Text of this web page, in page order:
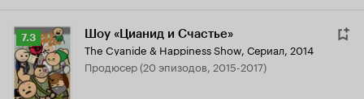
Рейтинг
Кинопоиска
7.3
7.3 Шоу «Цианид и Счастье»
The Cyanide & Happiness Show, Сериал, 2014
продюсер (20 эпизодов, 2015-2017)